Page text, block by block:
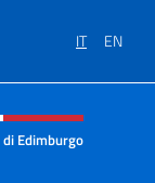
IT EN
menù
Edimburgo